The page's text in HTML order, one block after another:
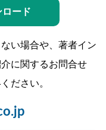
ード
い場合や、著者イン
に関するお問合せ
ださい。